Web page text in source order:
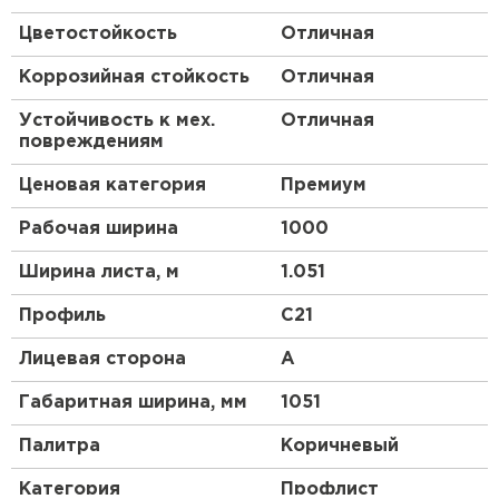
агрессивных факторов, например,
климатических условиях.
Благодаря декоративно-защитному слою
VikingMP® E профнастил отличается
характеристиками.
Широкий выбор цветовых решений.
Профлист — материал с долгим сроком
эксплуатации.
Цветостойкость Отличная
Коррозийная стойкость Отличная
Устойчивость к мех.
повреждениям
Отличная
Ценовая категория Премиум
Рабочая ширина 1000
Ширина листа, м 1.051
Профиль C21
Лицевая сторона A
Габаритная ширина, мм 1051
Палитра Коричневый
Категория Профлист
Рулонная кровля